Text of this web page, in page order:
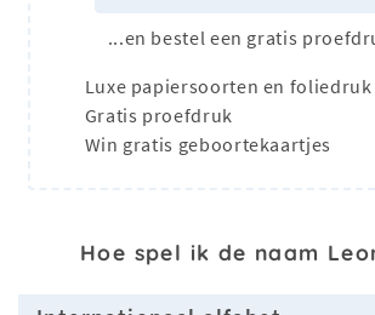
...en bestel een gratis
Luxe papiersoorten en foliedruk
Gratis proefdruk
Win gratis geboortekaartjes
Hoe spel ik de naam